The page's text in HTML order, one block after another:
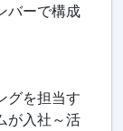
バーで構成
グを担当す
が入社～活